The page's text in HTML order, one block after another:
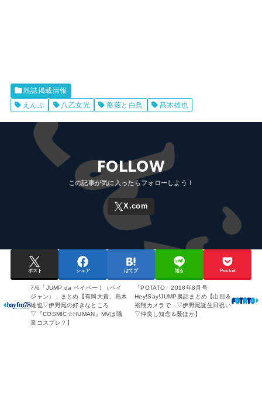
雑誌掲載情報
えんぶ
八乙女光 薔薇と白鳥 髙木雄也
FOLLOW
ポスト シェア はてブ 送る Pocket
7/6「JUMP da ベイベー！（ベイ
ジャン）」まとめ【有岡大貴、髙木
雄也▽伊野尾の好きなところ
▽『COSMIC☆HUMAN』MVは職
業コスプレ？】
「POTATO」2018年8月号
Hey!Say!JUMP裏話まとめ【山田＆
裕翔カメラで…▽伊野尾誕生日祝い
▽仲良し知念＆薮ほか】